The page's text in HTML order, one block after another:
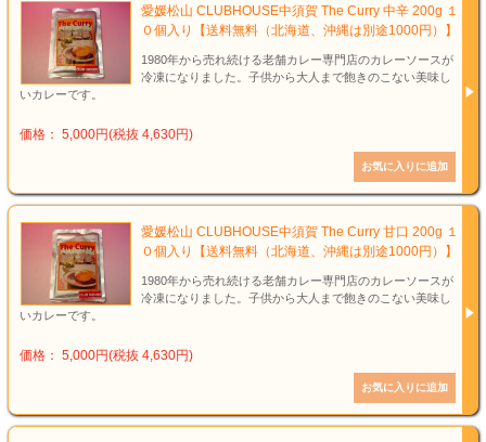
愛媛松山 CLUBHOUSE中須賀 The Curry 中辛 200g １
０個入り【送料無料（北海道、沖縄は別途1000円）】
1980年から売れ続ける老舗カレー専門店のカレーソースが
冷凍になりました。子供から大人まで飽きのこない美味し
いカレーです。
価格： 5,000円(税抜 4,630円)
愛媛松山 CLUBHOUSE中須賀 The Curry 甘口 200g １
０個入り【送料無料（北海道、沖縄は別途1000円）】
1980年から売れ続ける老舗カレー専門店のカレーソースが
冷凍になりました。子供から大人まで飽きのこない美味し
いカレーです。
価格： 5,000円(税抜 4,630円)